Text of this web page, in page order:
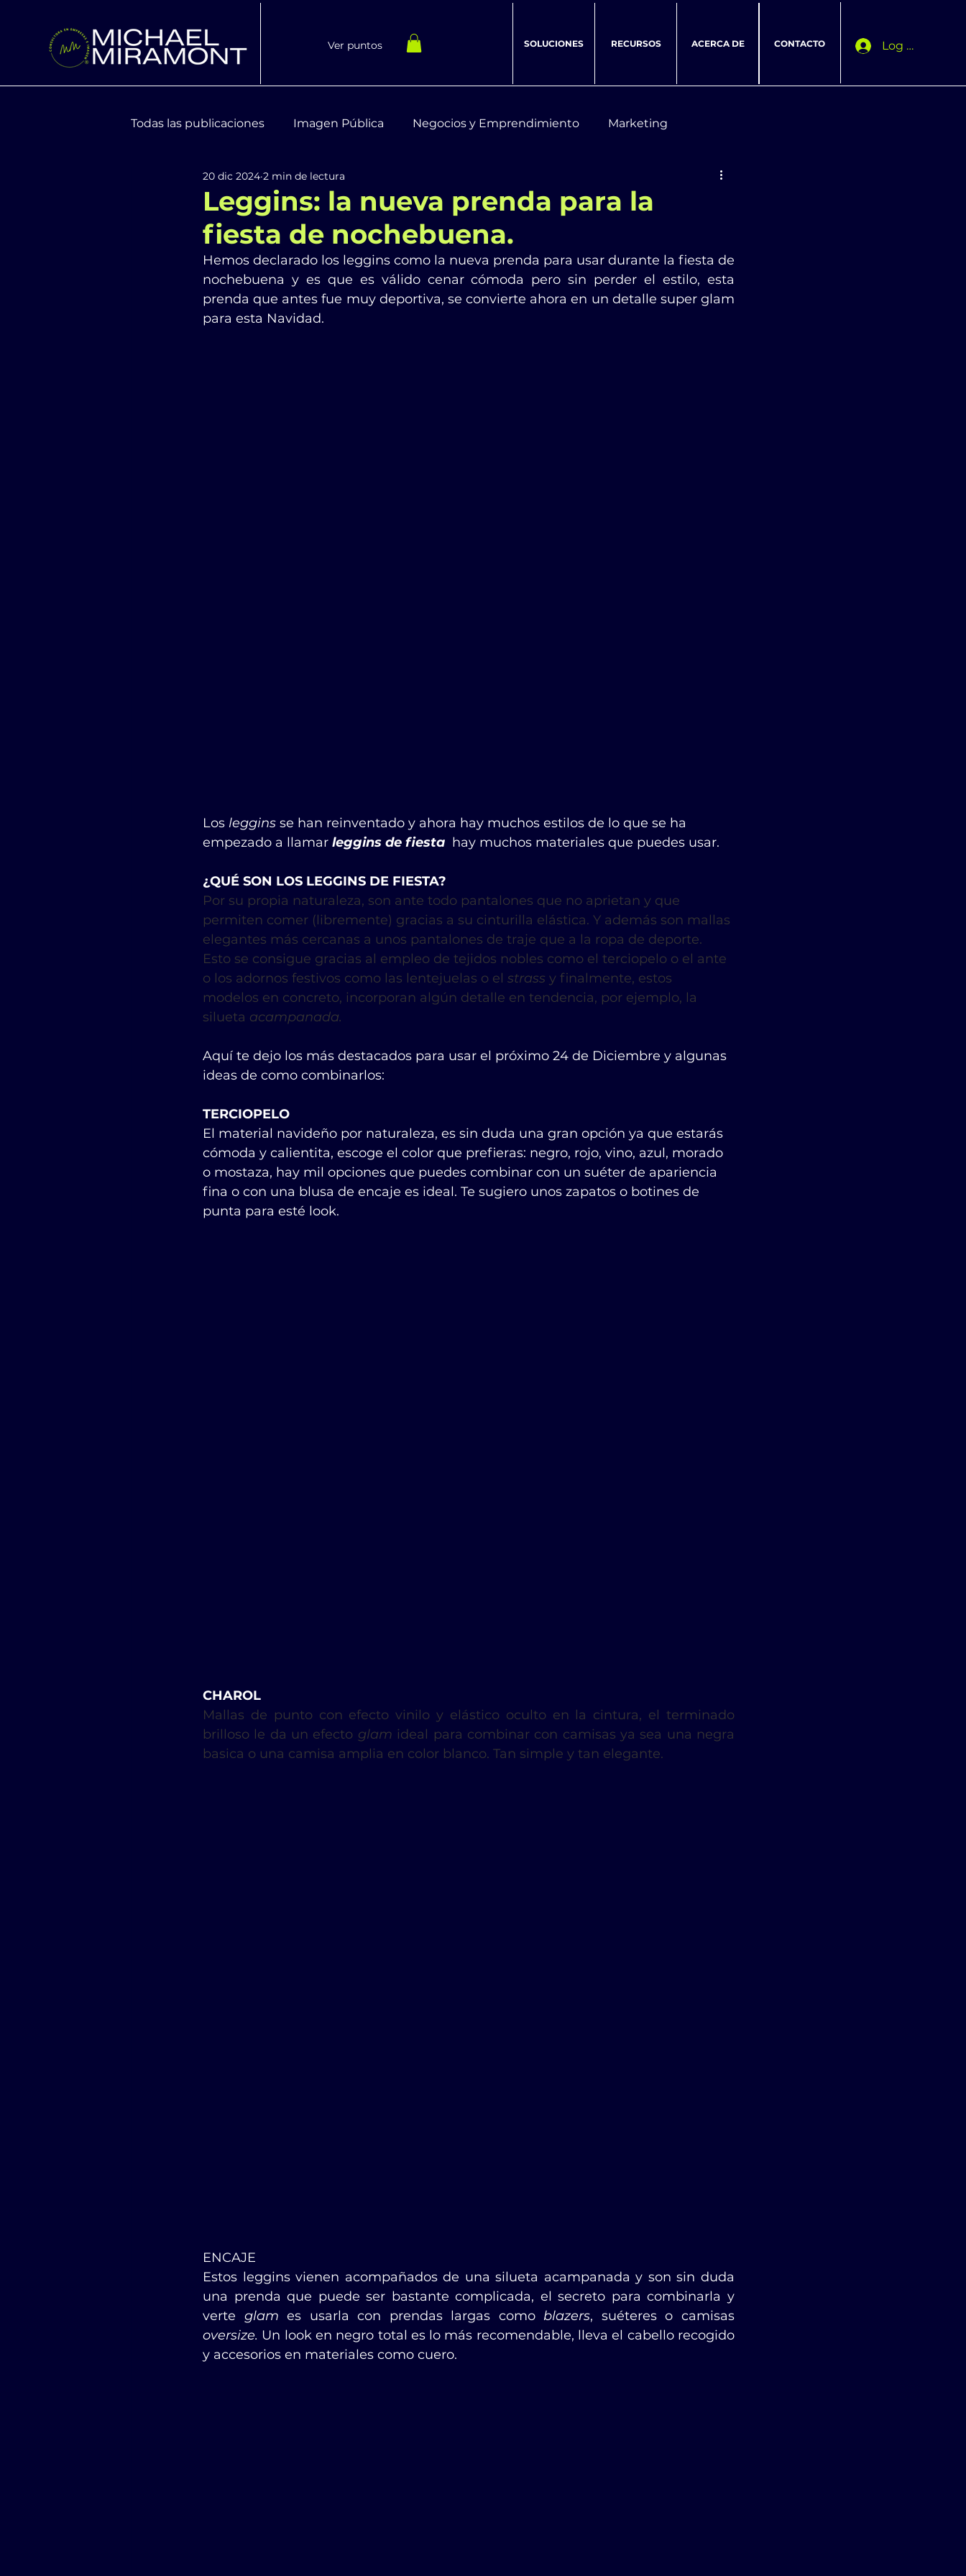
Ver puntos SOLUCIONES RECURSOS ACERCA DE CONTACTO Log In
Todas las publicaciones Imagen Pública Negocios y Emprendimiento Marketing
Moda y Tendencias Bienestar Integral
Leggins: la nueva prenda para la
fiesta de nochebuena.
20 dic 2024 2 min de lectura
Hemos declarado los leggins como la nueva prenda para usar durante la fiesta de
nochebuena y es que es válido cenar cómoda pero sin perder el estilo, esta
prenda que antes fue muy deportiva, se convierte ahora en un detalle super glam
para esta Navidad.
Los leggins se han reinventado y ahora hay muchos estilos de lo que se ha
empezado a llamar leggins de fiesta hay muchos materiales que puedes usar.
¿QUÉ SON LOS LEGGINS DE FIESTA?
Por su propia naturaleza, son ante todo pantalones que no aprietan y que
permiten comer (libremente) gracias a su cinturilla elástica. Y además son mallas
elegantes más cercanas a unos pantalones de traje que a la ropa de deporte.
Esto se consigue gracias al empleo de tejidos nobles como el terciopelo o el ante
o los adornos festivos como las lentejuelas o el strass y finalmente, estos
modelos en concreto, incorporan algún detalle en tendencia, por ejemplo, la
silueta acampanada.
Aquí te dejo los más destacados para usar el próximo 24 de Diciembre y algunas
ideas de como combinarlos:
TERCIOPELO
El material navideño por naturaleza, es sin duda una gran opción ya que estarás
cómoda y calientita, escoge el color que prefieras: negro, rojo, vino, azul, morado
o mostaza, hay mil opciones que puedes combinar con un suéter de apariencia
fina o con una blusa de encaje es ideal. Te sugiero unos zapatos o botines de
punta para esté look.
CHAROL
Mallas de punto con efecto vinilo y elástico oculto en la cintura, el terminado
brilloso le da un efecto glam ideal para combinar con camisas ya sea una negra
basica o una camisa amplia en color blanco. Tan simple y tan elegante.
ENCAJE
Estos leggins vienen acompañados de una silueta acampanada y son sin duda
una prenda que puede ser bastante complicada, el secreto para combinarla y
verte glam es usarla con prendas largas como blazers
oversize. Un look en negro total es lo más recomendable, lleva el cabello recogido
y accesorios en materiales como cuero.